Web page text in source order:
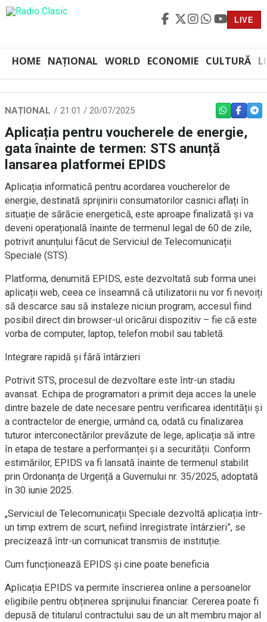
LIVE
HOME NAȚIONAL WORLD ECONOMIE CULTURĂ
NAȚIONAL 21:01 / 20/07/2025 WHATSAPP
Aplicația pentru voucherele de energie,
gata înainte de termen: STS anunță
lansarea platformei EPIDS
Aplicația informatică pentru acordarea voucherelor de
energie, destinată sprijinirii consumatorilor casnici aflați în
situație de sărăcie energetică, este aproape finalizată și va
deveni operațională înainte de termenul legal de 60 de zile,
potrivit anunțului făcut de Serviciul de Telecomunicații
Speciale (STS).
Platforma, denumită EPIDS, este dezvoltată sub forma unei
aplicații web, ceea ce înseamnă că utilizatorii nu vor fi nevoiți
să descarce sau să instaleze niciun program, accesul fiind
posibil direct din browser-ul oricărui dispozitiv – fie că este
vorba de computer, laptop, telefon mobil sau tabletă.
Integrare rapidă și fără întârzieri
Potrivit STS, procesul de dezvoltare este într-un stadiu
avansat. Echipa de programatori a primit deja acces la unele
dintre bazele de date necesare pentru verificarea identității și
a contractelor de energie, urmând ca, odată cu finalizarea
tuturor interconectărilor prevăzute de lege, aplicația să intre
în etapa de testare a performanței și a securității. Conform
estimărilor, EPIDS va fi lansată înainte de termenul stabilit
prin Ordonanța de Urgență a Guvernului nr. 35/2025, adoptată
în 30 iunie 2025.
„Serviciul de Telecomunicații Speciale dezvoltă aplicația într-
un timp extrem de scurt, nefiind înregistrate întârzieri”, se
precizează într-un comunicat transmis de instituție.
Cum funcționează EPIDS și cine poate beneficia
Aplicația EPIDS va permite înscrierea online a persoanelor
eligibile pentru obținerea sprijinului financiar. Cererea poate fi
depusă de titularul contractului sau de un alt membru major al